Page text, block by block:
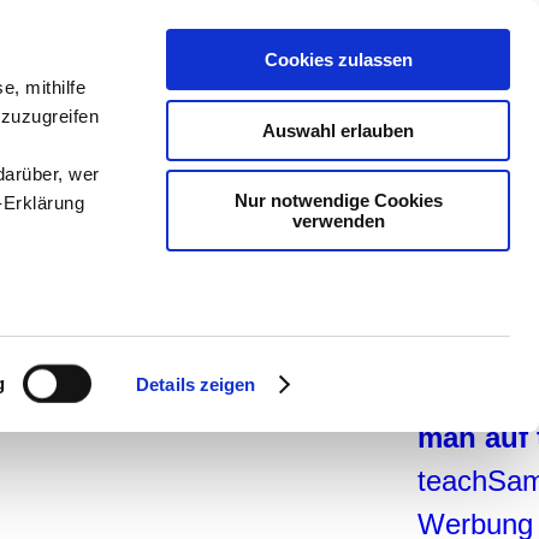
mithilfe
wer
Details zeigen
Cookies zulassen
Auswahl erlauben
Nur notwendige Cookies
verwenden
-
man auf
Werbung